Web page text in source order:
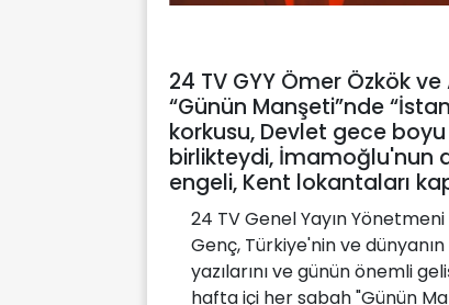
24 TV GYY Ömer Özkök
“Günün Manşeti”nde
korkusu, Devlet gece
birlikteydi, İmamoğlu'nun
engeli, Kent lokantaları
24 TV Genel Yayın
Genç, Türkiye'nin ve
yazılarını ve günün önemli
hafta içi her sabah "Günün